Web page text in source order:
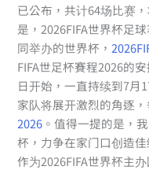
已公布，共计64场比赛
是，2026FIFA世界杯足
同举办的世界杯，
FIFA世足杯賽程2026的
日开始，一直持续到7月
家队将展开激烈的角逐
2026 。值得一提的是，
杯，力争在家门口创造佳
作为2026FIFA世界杯主